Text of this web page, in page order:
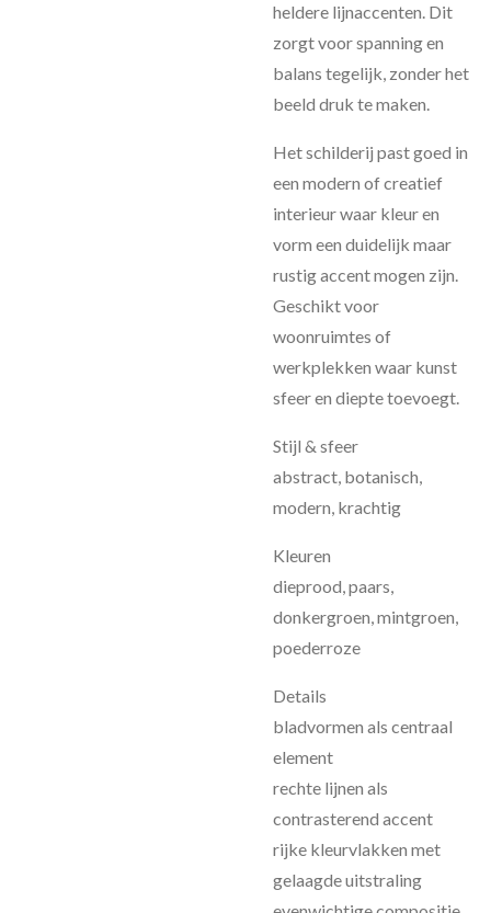
heldere lijnaccenten. Dit
zorgt voor spanning en
balans tegelijk, zonder het
beeld druk te maken.
Het schilderij past goed in
een modern of creatief
interieur waar kleur en
vorm een duidelijk maar
rustig accent mogen zijn.
Geschikt voor
woonruimtes of
werkplekken waar kunst
sfeer en diepte toevoegt.
Stijl & sfeer
abstract, botanisch,
modern, krachtig
Kleuren
dieprood, paars,
donkergroen, mintgroen,
poederroze
Details
bladvormen als centraal
element
rechte lijnen als
contrasterend accent
rijke kleurvlakken met
gelaagde uitstraling